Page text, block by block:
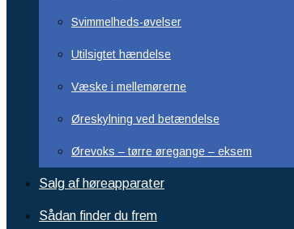
Svimmelheds-øvelser
Utilsigtet hændelse
Væske i mellemørerne
Øreskylning ved betændelse
Ørevoks – tørre øregange – eksem
Salg af høreapparater
Sådan finder du frem